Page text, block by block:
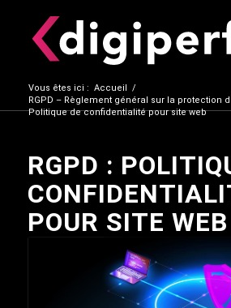
Vous êtes ici : Accueil /
RGPD – Règlement général sur la protection
Politique de confidentialité pour site web
RGPD :
POUR SITE WEB